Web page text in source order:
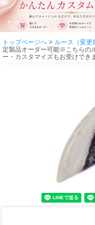
トップページへ > ルース（変更
定製品オーダー可能※こちらの
ー・カスタマイズもお受けでき